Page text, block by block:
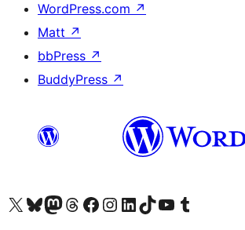
WordPress.com ↗
Matt ↗
bbPress ↗
BuddyPress ↗
Visitá nuestra cuenta de X (anteriormente Twitter)
Visitá nuestra cuenta de Bluesky
Visitá nuestra cuenta de Mastodon
Visitá nuestra cuenta de Threads
Visitá nuestra página de Facebook
Visitá nuestra cuenta de Instagram
Visitá nuestra cuenta de LinkedIn
Visitá nuestra cuenta de TikTok
Visitá nuestro canal de YouTube
Visitá nuestra cuenta de Tumblr